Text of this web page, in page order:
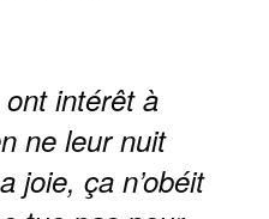
intérêt à
ne leur nuit
joie, ça n’obéit